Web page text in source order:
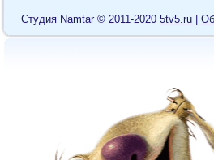
Cтудия Namtar © 2011-2020 5tv5.ru